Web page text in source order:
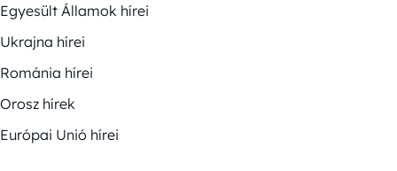
Egyesült Államok hírei
Ukrajna hírei
Románia hírei
Orosz hírek
Európai Unió hírei